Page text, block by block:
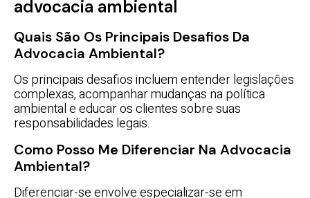
advocacia ambiental
Quais São Os Principais Desafios Da
Advocacia Ambiental?
Os principais desafios incluem entender legislações
complexas, acompanhar mudanças na política
ambiental e educar os clientes sobre suas
responsabilidades legais.
Como Posso Me Diferenciar Na Advocacia
Ambiental?
Diferenciar-se envolve especializar-se em